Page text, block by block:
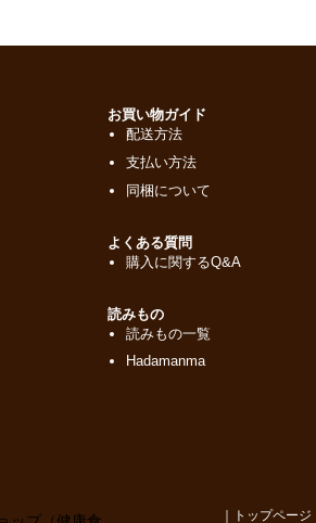
お買い物ガイド
配送方法
支払い方法
同梱について
よくある質問
購入に関するQ&A
読みもの
読みもの一覧
Hadamanma
｜ トップページ